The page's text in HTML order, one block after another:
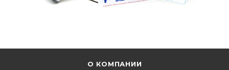
О КОМПАНИИ